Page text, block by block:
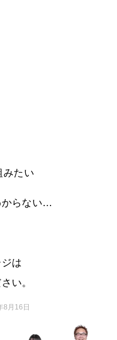
みたい
からない…
は
い。
8月16日